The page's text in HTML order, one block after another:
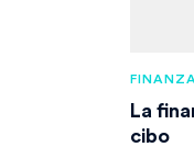
FINANZA
La
cibo